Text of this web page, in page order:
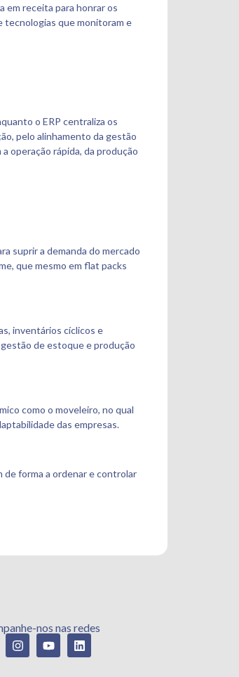
em receita para honrar os
tecnologias que monitoram e
o ERP centraliza os
pelo alinhamento da gestão
operação rápida, da produção
suprir a demanda do mercado
que mesmo em flat packs
inventários cíclicos e
de estoque e produção
como o moveleiro, no qual
das empresas.
forma a ordenar e controlar
nos nas redes